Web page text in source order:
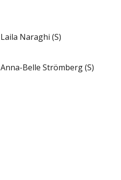
Laila Naraghi (S)
Anna-Belle Strömberg (S)